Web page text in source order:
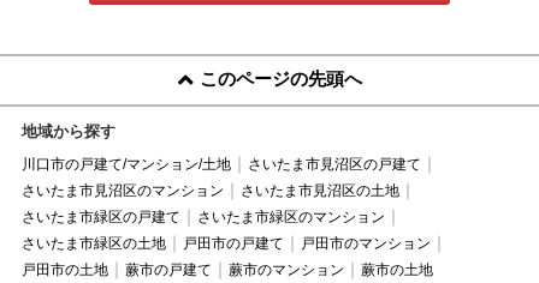
このページの先頭へ
地域から探す
川口市の戸建て/マンション/土地
さいたま市見沼区の戸建て
さいたま市見沼区のマンション
さいたま市見沼区の土地
さいたま市緑区の戸建て
さいたま市緑区のマンション
さいたま市緑区の土地
戸田市の戸建て
戸田市のマンション
戸田市の土地
蕨市の戸建て 蕨市のマンション 蕨市の土地